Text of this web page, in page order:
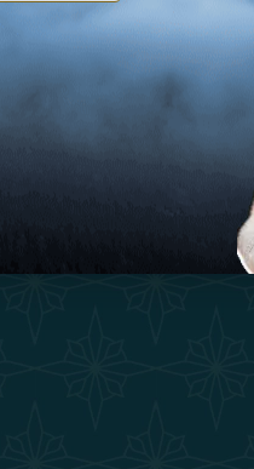
gli
des
Esperienza